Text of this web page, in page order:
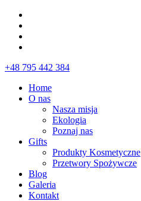
+48 795 442 384
Home
O nas
Nasza misja
Ekologia
Poznaj nas
Gifts
Produkty Kosmetyczne
Przetwory Spożywcze
Blog
Galeria
Kontakt